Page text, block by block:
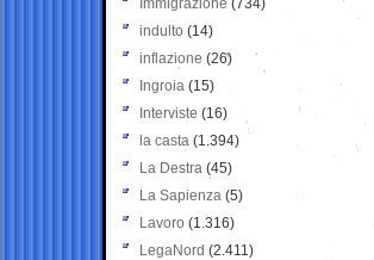
Immigrazione (734)
indulto (14)
inflazione (26)
Ingroia (15)
Interviste (16)
la casta (1.394)
La Destra (45)
La Sapienza (5)
Lavoro (1.316)
LegaNord (2.411)